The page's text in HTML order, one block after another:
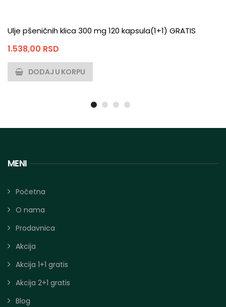
Ulje pšeničnih klica 300 mg 120 kapsula(1+1) GRATIS
1.538,00 RSD
DODAJ U KORPU
MENI
Početna
O nama
Prodavnica
Akcija
Akcija 1+1 gratis
Akcija 2+1 gratis
Blog